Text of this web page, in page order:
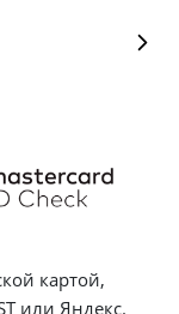
картой,
или Яндекс.